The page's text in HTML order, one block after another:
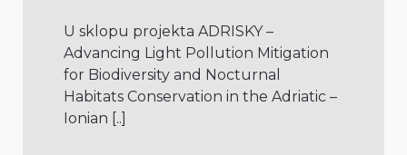
U sklopu projekta ADRISKY –
Advancing Light Pollution Mitigation
for Biodiversity and Nocturnal
Habitats Conservation in the Adriatic –
Ionian [..]